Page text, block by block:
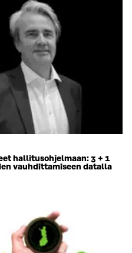
hallitusohjelmaan: 3 + 1
vauhdittamiseen datalla